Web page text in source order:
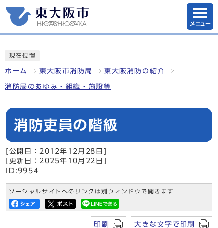
メニュー
現在位置
ホーム 東大阪市消防局 東大阪消防の紹介
消防局のあゆみ・組織・施設等
消防吏員の階級
[公開日：2012年12月28日]
[更新日：2025年10月22日]
ID:9954
ソーシャルサイトへのリンクは別ウィンドウで開きます
印刷 大きな文字で印刷